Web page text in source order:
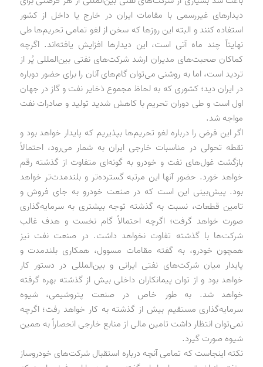
دیدارهای غیررسمی با مقامات ایران در خارج یا داخل از کشور
استفاده کنند و البته این روزها که سخن از لغو تمامی تحریم‌ها طی
نهایتاً چند ماه آتی است، این دیدارها افزایش یافته‌اند. اگرچه
کماکان صحبت‌های مدیران ارشد شرکت‌های نفتی بین‌المللی پُر از
تردید است، اما به روشنی می‌توان گام‌های آنان را برای حضور دوباره
در ایران دید؛ کشوری که به لحاظ مجموع ذخایر نفت و گاز در جهان
اول است و طی دوران تحریم با کاهش شدید تولید و صادرات نفت
مواجه شد.
اگر این فرض را درباره لغو تحریم‌ها بپذیریم که پایدار خواهد بود و
نقطه تحولی در مناسبات خارجی ایران به شمار می‌رود، احتمالاً
بازگشت غول‌های نفت و خودرو به گونه‌ای متفاوت از گذشته رقم
خواهد خورد. حضور آنها این مرتبه گسترده‌تر و بلندمدت‌تر خواهد
بود. پیش‌بینی این است که در صنعت خودرو به جای فروش و
تامین قطعات، نسبت به گذشته توجه بیشتری به سرمایه‌گذاری
صورت خواهد گرفت؛ اگرچه احتمالاً گام نخست و هدف غالب
شرکت‌ها با گذشته تفاوت نخواهد داشت. در صنعت نفت نیز
همچون خودرو، به گفته مقامات مسوول، همکاری بلندمدت و
پایدار میان شرکت‌های نفتی ایرانی و بین‌المللی در دستور کار
خواهد بود و از توان پیمانکاران داخلی بیش از گذشته بهره گرفته
خواهد شد. به طور خاص در صنعت پتروشیمی، شیوه
سرمایه‌گذاری مستقیم بیش از گذشته به کار خواهد رفت؛ اگرچه
نمی‌توان انتظار داشت تامین مالی از منابع خارجی انحصاراً به همین
شیوه صورت گیرد.
نکته اینجاست که تمامی آنچه درباره استقبال شرکت‌های خودروساز